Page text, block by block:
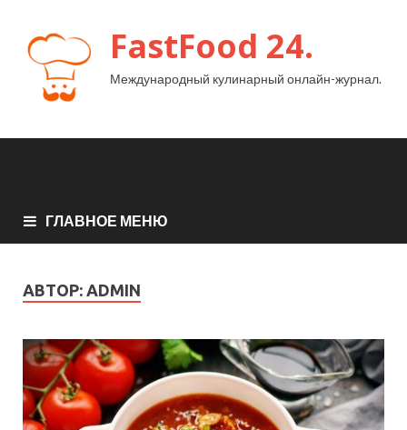
FastFood 24.
Международный кулинарный онлайн-журнал.
ГЛАВНОЕ МЕНЮ
АВТОР: ADMIN